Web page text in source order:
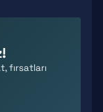
fırsatları